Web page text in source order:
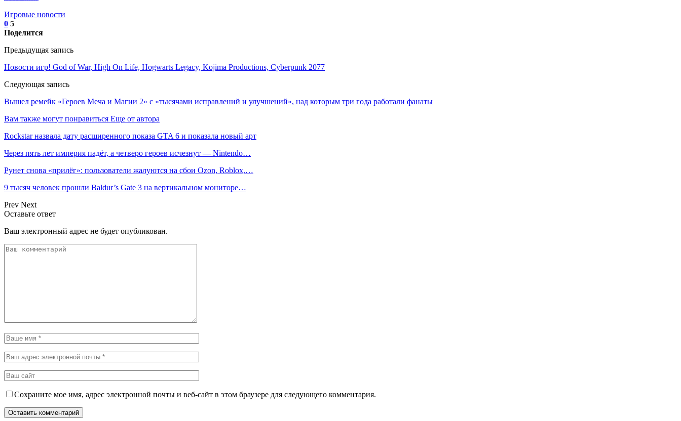
Игровые новости
0 5
Поделится
Предыдущая запись
Новости игр! God of War, High On Life, Hogwarts Legacy, Kojima Productions, Cyberpunk 2077
Следующая запись
Вышел ремейк «Героев Меча и Магии 2» с «тысячами исправлений и улучшений», над которым три года работали фанаты
Вам также могут понравиться Еще от автора
Rockstar назвала дату расширенного показа GTA 6 и показала новый арт
Через пять лет империя падёт, а четверо героев исчезнут — Nintendo…
Рунет снова «прилёг»: пользователи жалуются на сбои Ozon, Roblox,…
9 тысяч человек прошли Baldur’s Gate 3 на вертикальном мониторе…
Prev Next
Оставьте ответ
Ваш электронный адрес не будет опубликован.
Сохраните мое имя, адрес электронной почты и веб-сайт в этом браузере для следующего комментария.